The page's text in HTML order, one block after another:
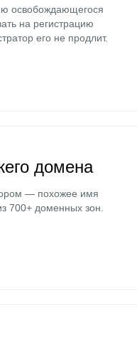
освобождающегося
на регистрацию
его не продлит.
домена
— похожее имя
700+ доменных зон.